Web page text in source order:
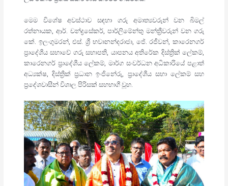
මෙම විශේෂ අවස්ථාව සඳහා ගරු අමාත්‍යවරුන් වන බිමල්
රත්නායක, ආර්. චන්ද්‍රසේකර්, පාර්ලිමේන්තු මන්ත්‍රීවරුන් වන ගරු
කේ. ඉලංගුමරන්, එස්. ශ්‍රී භවානන්දරාජා, ජේ. රජීවන්, කාරෙනගර්
ප්‍රාදේශීය සභාවේ ගරු සභාපති, යාපනය අතිරේක දිස්ත්‍රික් ලේකම්,
කාරෙනගර් ප්‍රාදේශීය ලේකම්, මාර්ග සංවර්ධන අධිකාරියේ පළාත්
අධ්‍යක්ෂ, දිස්ත්‍රික් ප්‍රධාන ඉංජිනේරු, ප්‍රාදේශීය සභා ලේකම් සහ
ප්‍රදේශවාසීන් විශාල පිරිසක් සහභාගී වූහ.